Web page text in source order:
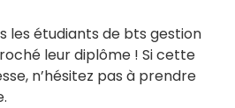
les étudiants de bts gestion
leur diplôme ! Si cette
n’hésitez pas à prendre